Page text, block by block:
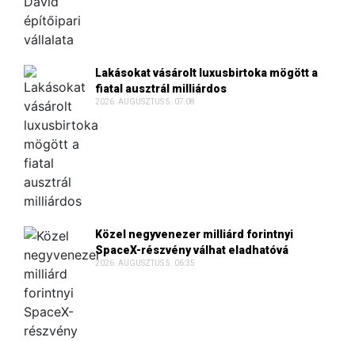
Lakásokat vásárolt luxusbirtoka mögött a
fiatal ausztrál milliárdos
2026. AUGUSZTUS 5. 07:08
Közel negyvenezer milliárd forintnyi
SpaceX-részvény válhat eladhatóvá
2026. AUGUSZTUS 5. 06:35